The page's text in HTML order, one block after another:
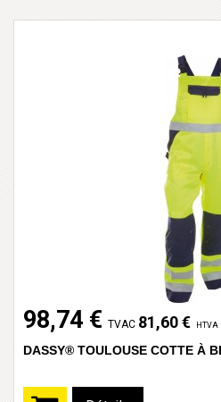
98,74 € TVAC 81,60 € HTVA
DASSY® TOULOUSE COTTE À